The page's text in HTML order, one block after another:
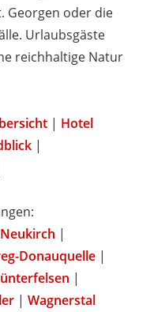
Georgen oder die
Urlaubsgäste
reichhaltige Natur
| Hotel
|
Neukirch |
Donauquelle |
|
| Wagnerstal